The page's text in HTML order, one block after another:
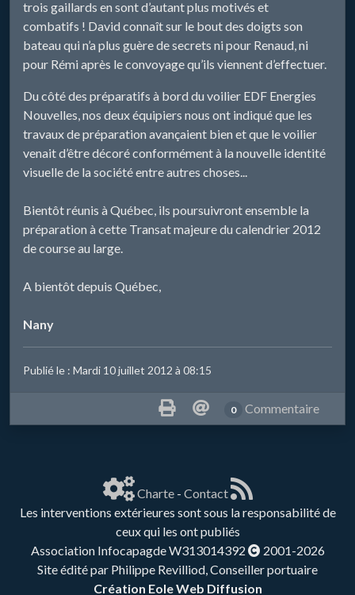
trois gaillards en sont d’autant plus motivés et
combatifs ! David connaît sur le bout des doigts son
bateau qui n’a plus guère de secrets ni pour Renaud, ni
pour Rémi après le convoyage qu’ils viennent d’effectuer.
Du côté des préparatifs à bord du voilier EDF Energies
Nouvelles, nos deux équipiers nous ont indiqué que les
travaux de préparation avançaient bien et que le voilier
venait d’être décoré conformément à la nouvelle identité
visuelle de la société entre autres choses...
Bientôt réunis à Québec, ils poursuivront ensemble la
préparation à cette Transat majeure du calendrier 2012
de course au large.
A bientôt depuis Québec,
Nany
Publié le : Mardi 10 juillet 2012 à 08:15
0 Commentaire
Charte- Contact
Les interventions extérieures sont sous la responsabilité de
ceux qui les ont publiés
Association Infocapagde W313014392
2001-2026
Site édité par Philippe Revilliod, Conseiller portuaire
Création Eole Web Diffusion